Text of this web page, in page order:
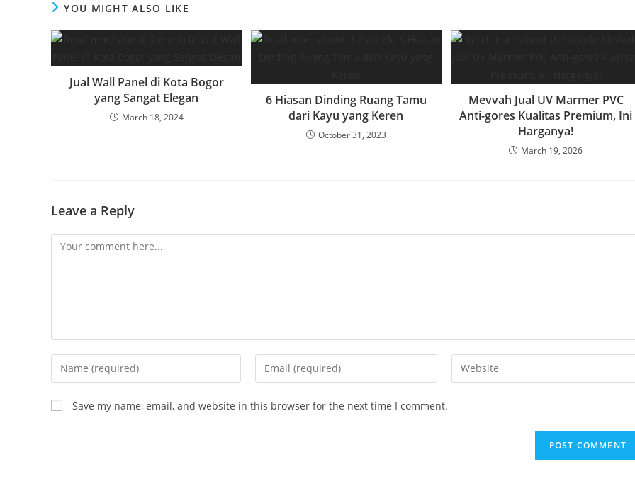
YOU MIGHT ALSO LIKE
Jual Wall Panel di Kota Bogor
yang Sangat Elegan
March 18, 2024
6 Hiasan Dinding Ruang Tamu
dari Kayu yang Keren
October 31, 2023
Mevvah Jual UV Marmer PVC
Anti-gores Kualitas Premium, Ini
Harganya!
March 19, 2026
Leave a Reply
Comment
Enter
your
name
or
Enter
your
Enter
your
Save my name, email, and website in this browser for the next time I comment.